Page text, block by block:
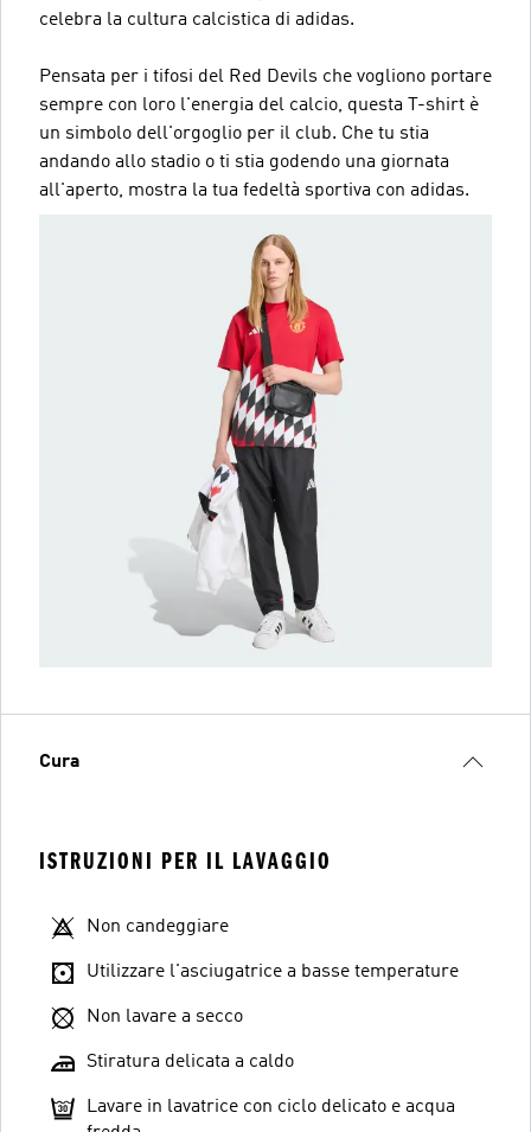
celebra la cultura calcistica di adidas.
Pensata per i tifosi del Red Devils che vogliono portare
sempre con loro l'energia del calcio, questa T-shirt è
un simbolo dell'orgoglio per il club. Che tu stia
andando allo stadio o ti stia godendo una giornata
all'aperto, mostra la tua fedeltà sportiva con adidas.
Cura
ISTRUZIONI PER IL LAVAGGIO
Non candeggiare
Utilizzare l'asciugatrice a basse temperature
Non lavare a secco
Stiratura delicata a caldo
Lavare in lavatrice con ciclo delicato e acqua